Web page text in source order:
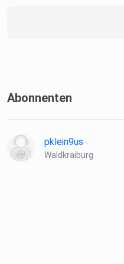
Abonnenten
pklein9us
Waldkraiburg